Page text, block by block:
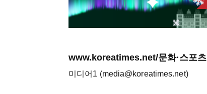
www.koreatimes.net/문화·스포츠
미디어1 (media@koreatimes.net)